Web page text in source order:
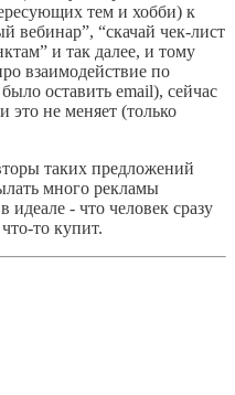
тем и хобби) к
вебинар”, “скачай чек-лист
и так далее, и тому
взаимодействие по
оставить email), сейчас
это не меняет (только
таких предложений
много рекламы
идеале - что человек сразу
то купит.